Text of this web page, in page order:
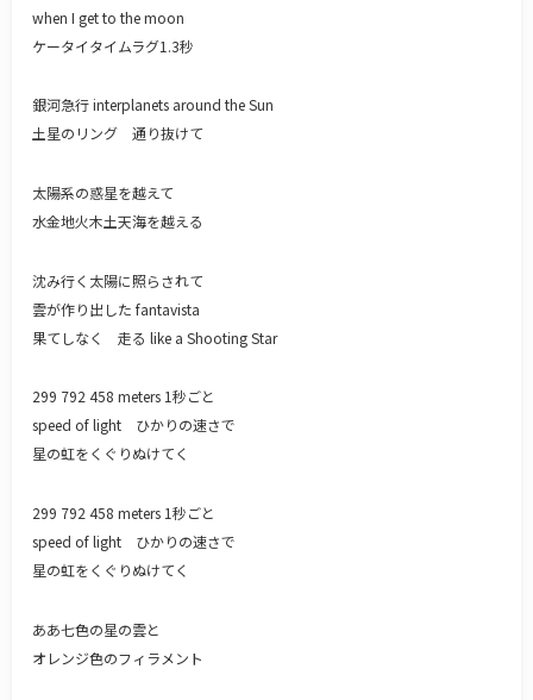
when I get to the moon
ケータイタイムラグ1.3秒
銀河急行 interplanets around the Sun
土星のリング 通り抜けて
太陽系の惑星を越えて
水金地火木土天海を越える
沈み行く太陽に照らされて
雲が作り出した fantavista
果てしなく 走る like a Shooting Star
299 792 458 meters 1秒ごと
speed of light ひかりの速さで
星の虹をくぐりぬけてく
299 792 458 meters 1秒ごと
speed of light ひかりの速さで
星の虹をくぐりぬけてく
ああ七色の星の雲と
オレンジ色のフィラメント